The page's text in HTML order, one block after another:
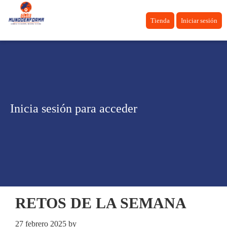
Tienda Iniciar sesión
Inicia sesión para acceder
RETOS DE LA SEMANA
27 febrero 2025 by